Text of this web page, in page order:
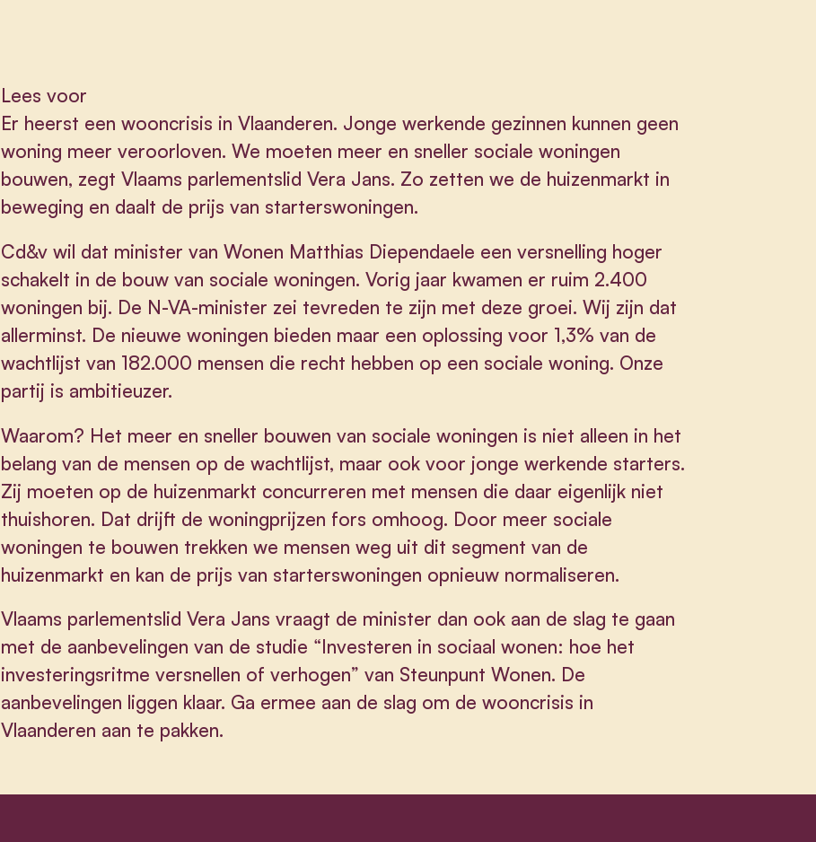
Lees voor
Er heerst een wooncrisis in Vlaanderen. Jonge werkende gezinnen kunnen geen
woning meer veroorloven. We moeten meer en sneller sociale woningen
bouwen, zegt Vlaams parlementslid Vera Jans. Zo zetten we de huizenmarkt in
beweging en daalt de prijs van starterswoningen.
Cd&v wil dat minister van Wonen Matthias Diependaele een versnelling hoger
schakelt in de bouw van sociale woningen. Vorig jaar kwamen er ruim 2.400
woningen bij. De N-VA-minister zei tevreden te zijn met deze groei. Wij zijn dat
allerminst. De nieuwe woningen bieden maar een oplossing voor 1,3% van de
wachtlijst van 182.000 mensen die recht hebben op een sociale woning. Onze
partij is ambitieuzer.
Waarom? Het meer en sneller bouwen van sociale woningen is niet alleen in het
belang van de mensen op de wachtlijst, maar ook voor jonge werkende starters.
Zij moeten op de huizenmarkt concurreren met mensen die daar eigenlijk niet
thuishoren. Dat drijft de woningprijzen fors omhoog. Door meer sociale
woningen te bouwen trekken we mensen weg uit dit segment van de
huizenmarkt en kan de prijs van starterswoningen opnieuw normaliseren.
Vlaams parlementslid Vera Jans vraagt de minister dan ook aan de slag te gaan
met de aanbevelingen van de studie “Investeren in sociaal wonen: hoe het
investeringsritme versnellen of verhogen” van Steunpunt Wonen. De
aanbevelingen liggen klaar. Ga ermee aan de slag om de wooncrisis in
Vlaanderen aan te pakken.